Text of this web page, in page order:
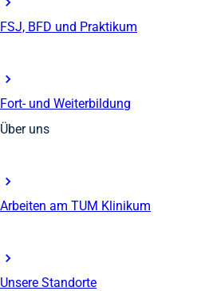
FSJ, BFD und Praktikum
Fort- und Weiterbildung
Über uns
Arbeiten am TUM Klinikum
Unsere Standorte